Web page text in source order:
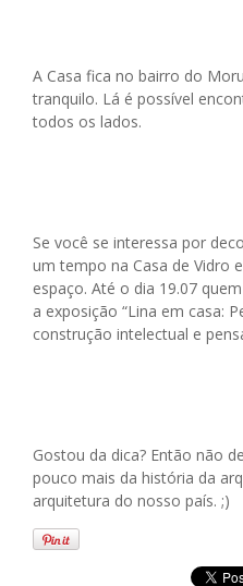
A Casa fica no bairro do
tranquilo. Lá é possível
todos os lados.
Se você se interessa por
um tempo na Casa de Vidro
espaço. Até o dia 19.07
a exposição “Lina em casa:
construção intelectual e
Gostou da dica? Então não
pouco mais da história da
arquitetura do nosso país. ;)